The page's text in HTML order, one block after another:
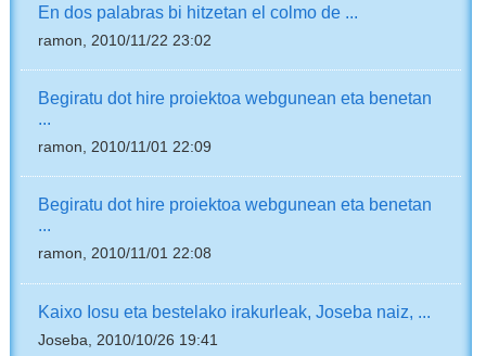
En dos palabras bi hitzetan el colmo de ...
ramon, 2010/11/22 23:02
Begiratu dot hire proiektoa webgunean eta benetan
...
ramon, 2010/11/01 22:09
Begiratu dot hire proiektoa webgunean eta benetan
...
ramon, 2010/11/01 22:08
Kaixo Iosu eta bestelako irakurleak, Joseba naiz, ...
Joseba, 2010/10/26 19:41